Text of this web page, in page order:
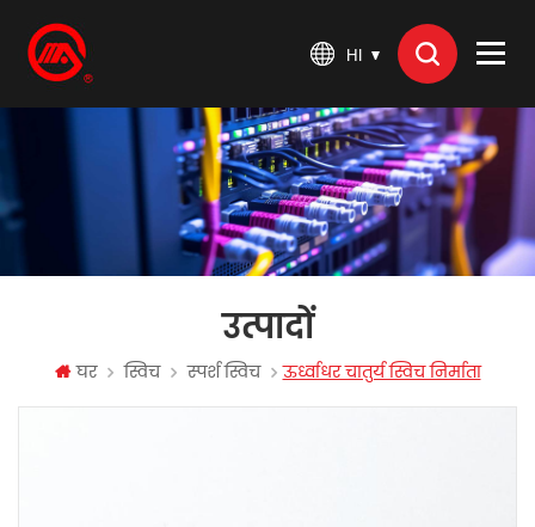
HI
उत्पादों
घर स्विच स्पर्श स्विच ऊर्ध्वाधर चातुर्य स्विच निर्माता